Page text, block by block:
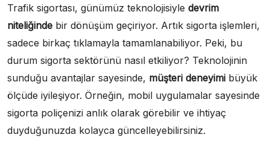
Trafik sigortası, günümüz teknolojisiyle devrim
niteliğinde bir dönüşüm geçiriyor. Artık sigorta işlemleri,
sadece birkaç tıklamayla tamamlanabiliyor. Peki, bu
durum sigorta sektörünü nasıl etkiliyor? Teknolojinin
sunduğu avantajlar sayesinde, müşteri deneyimi büyük
ölçüde iyileşiyor. Örneğin, mobil uygulamalar sayesinde
sigorta poliçenizi anlık olarak görebilir ve ihtiyaç
duyduğunuzda kolayca güncelleyebilirsiniz.